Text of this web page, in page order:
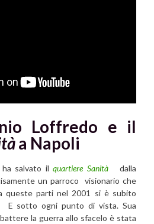
Loffredo e il
a Napoli
ha salvato il quartiere Sanità
dalla
un parroco visionario che
queste parti nel 2001 si è subito
E sotto ogni punto di vista. Sua
la guerra allo sfacelo è stata